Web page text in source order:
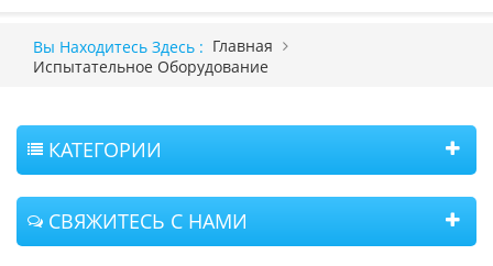
Вы Находитесь Здесь : Главная
Испытательное Оборудование
КАТЕГОРИИ
СВЯЖИТЕСЬ С НАМИ